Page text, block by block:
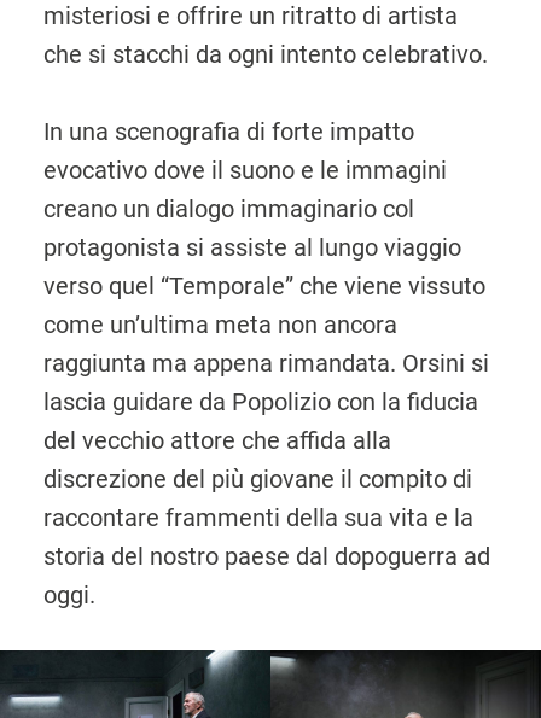
misteriosi e offrire un ritratto di artista
che si stacchi da ogni intento celebrativo.
In una scenografia di forte impatto
evocativo dove il suono e le immagini
creano un dialogo immaginario col
protagonista si assiste al lungo viaggio
verso quel “Temporale” che viene vissuto
come un’ultima meta non ancora
raggiunta ma appena rimandata. Orsini si
lascia guidare da Popolizio con la fiducia
del vecchio attore che affida alla
discrezione del più giovane il compito di
raccontare frammenti della sua vita e la
storia del nostro paese dal dopoguerra ad
oggi.